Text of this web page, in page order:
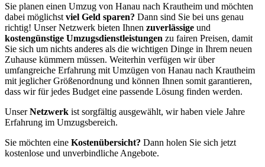
Sie planen einen Umzug von Hanau nach Krautheim und möchten
dabei möglichst viel Geld sparen? Dann sind Sie bei uns genau
richtig! Unser Netzwerk bieten Ihnen zuverlässige und
kostengünstige Umzugsdienstleistungen zu fairen Preisen, damit
Sie sich um nichts anderes als die wichtigen Dinge in Ihrem neuen
Zuhause kümmern müssen. Weiterhin verfügen wir über
umfangreiche Erfahrung mit Umzügen von Hanau nach Krautheim
mit jeglicher Größenordnung und können Ihnen somit garantieren,
dass wir für jedes Budget eine passende Lösung finden werden.
UnserNetzwerk ist sorgfältig ausgewählt, wir haben viele Jahre
Erfahrung im Umzugsbereich.
Sie möchten eine Kostenübersicht? Dann holen Sie sich jetzt
kostenlose und unverbindliche Angebote.